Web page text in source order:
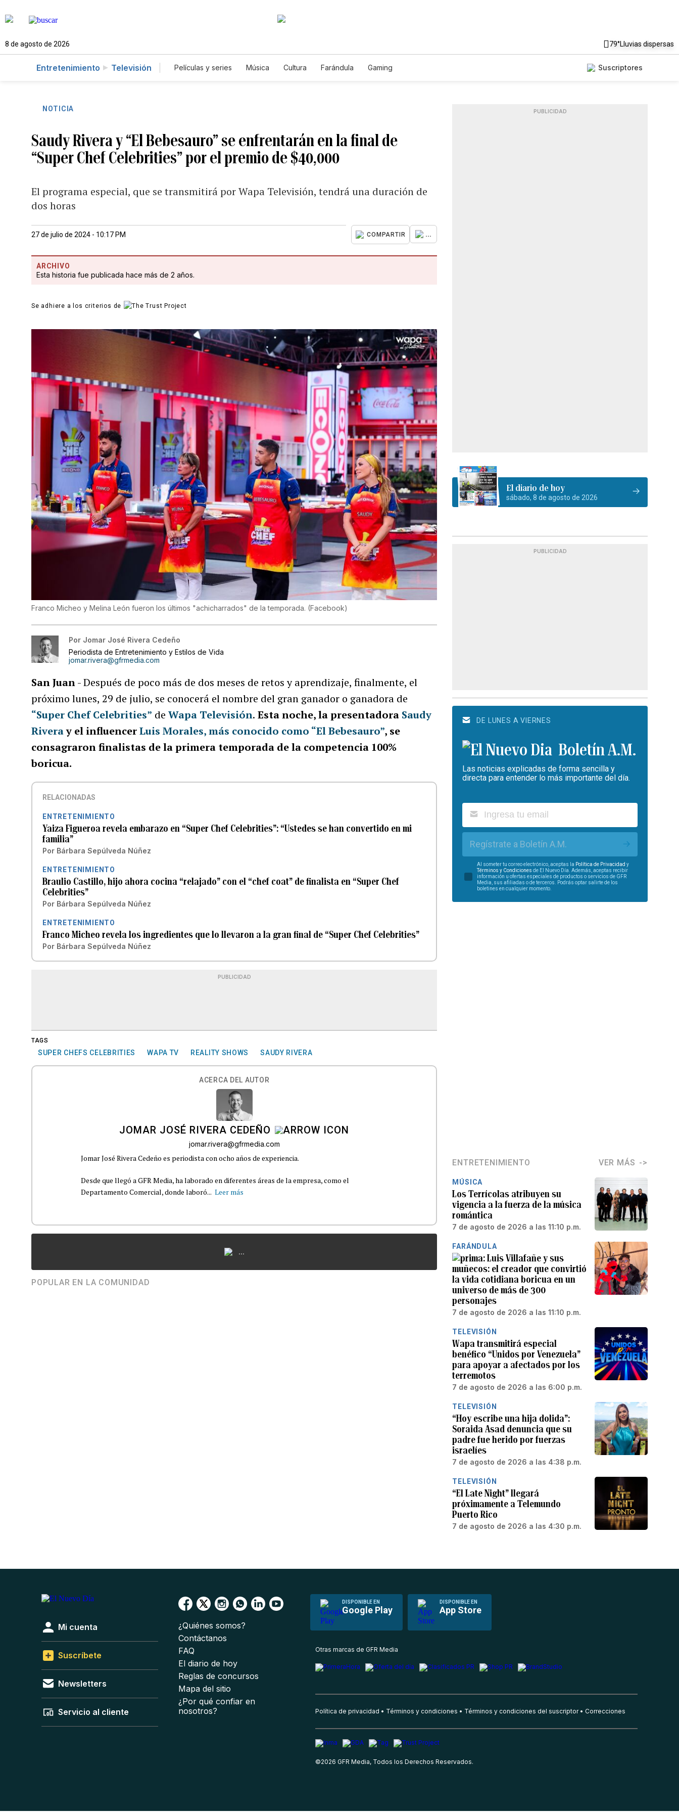
8 de agosto de 2026 79°Lluvias dispersas
Entretenimiento Televisión Películas y series Música Cultura Farándula Gaming Suscriptores
NOTICIA
Saudy Rivera y “El Bebesauro” se enfrentarán en la final de
“Super Chef Celebrities” por el premio de $40,000
El programa especial, que se transmitirá por Wapa Televisión, tendrá una duración de
dos horas
27 de julio de 2024 - 10:17 PM COMPARTIR ...
ARCHIVO
Esta historia fue publicada hace más de 2 años.
Se adhiere a los criterios de
Franco Micheo y Melina León fueron los últimos "achicharrados" de la temporada. (Facebook)
Por Jomar José Rivera Cedeño
Periodista de Entretenimiento y Estilos de Vida
jomar.rivera@gfrmedia.com
San Juan- Después de poco más de dos meses de retos y aprendizaje, finalmente, el
próximo lunes, 29 de julio, se conocerá el nombre del gran ganador o ganadora de
“Super Chef Celebrities” de Wapa Televisión. Esta noche, la presentadora Saudy
Riveray el influencerLuis Morales, más conocido como “El Bebesauro”, se
consagraron finalistas de la primera temporada de la competencia 100%
boricua.
RELACIONADAS
ENTRETENIMIENTO
Yaiza Figueroa revela embarazo en “Super Chef Celebrities”: “Ustedes se han convertido en mi
familia”
Por Bárbara Sepúlveda Núñez
ENTRETENIMIENTO
Braulio Castillo, hijo ahora cocina “relajado” con el “chef coat” de finalista en “Super Chef
Celebrities”
Por Bárbara Sepúlveda Núñez
ENTRETENIMIENTO
Franco Micheo revela los ingredientes que lo llevaron a la gran final de “Super Chef Celebrities”
Por Bárbara Sepúlveda Núñez
PUBLICIDAD
TAGS
SUPER CHEFS CELEBRITIES WAPA TV REALITY SHOWS SAUDY RIVERA
ACERCA DEL AUTOR
JOMAR JOSÉ RIVERA CEDEÑO
jomar.rivera@gfrmedia.com
Jomar José Rivera Cedeño es periodista con ocho años de experiencia.
Desde que llegó a GFR Media, ha laborado en diferentes áreas de la empresa, como el
Departamento Comercial, donde laboró... Leer más
...
POPULAR EN LA COMUNIDAD
PUBLICIDAD
El diario de hoy
sábado, 8 de agosto de 2026
PUBLICIDAD
DE LUNES A VIERNES
Boletín A.M.
Las noticias explicadas de forma sencilla y
directa para entender lo más importante del día.
Regístrate a Boletín A.M.
Al someter tu correo electrónico, aceptas la Política de Privacidad y
Términos y Condiciones de El Nuevo Día. Además, aceptas recibir
información u ofertas especiales de productos o servicios de GFR
Media, sus afiliadas o de terceros. Podrás optar salirte de los
boletines en cualquier momento.
ENTRETENIMIENTO VER MÁS
MÚSICA
Los Terrícolas atribuyen su
vigencia a la fuerza de la música
romántica
7 de agosto de 2026 a las 11:10 p.m.
FARÁNDULA
Luis Villafañe y sus
muñecos: el creador que convirtió
la vida cotidiana boricua en un
universo de más de 300
personajes
7 de agosto de 2026 a las 11:10 p.m.
TELEVISIÓN
Wapa transmitirá especial
benéfico “Unidos por Venezuela”
para apoyar a afectados por los
terremotos
7 de agosto de 2026 a las 6:00 p.m.
TELEVISIÓN
“Hoy escribe una hija dolida”:
Soraida Asad denuncia que su
padre fue herido por fuerzas
israelíes
7 de agosto de 2026 a las 4:38 p.m.
TELEVISIÓN
“El Late Night” llegará
próximamente a Telemundo
Puerto Rico
7 de agosto de 2026 a las 4:30 p.m.
DISPONIBLE EN
Google Play
DISPONIBLE EN
App Store
Mi cuenta
Suscríbete
Newsletters
Servicio al cliente
¿Quiénes somos?
Contáctanos
FAQ
El diario de hoy
Reglas de concursos
Mapa del sitio
¿Por qué confiar en
nosotros?
Otras marcas de GFR Media
Política de privacidad Términos y condiciones Términos y condiciones del suscriptor Correcciones
©2026 GFR Media, Todos los Derechos Reservados.